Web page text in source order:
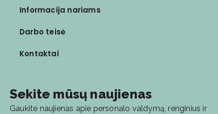
Informacija nariams
Darbo teisė
Kontaktai
Sekite mūsų naujienas
Gaukite naujienas apie personalo valdymą, renginius ir